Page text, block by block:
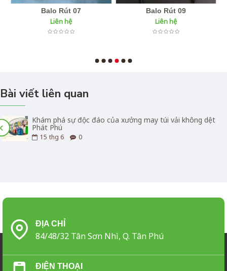
Balo Rút 07
Liên hệ
Balo Rút 09
Liên hệ
Bài viết liên quan
Khám phá sự độc đáo của xưởng may túi vải không dệt
Phát Phú
15 thg 6 0
ĐỊA CHỈ
84/48/32 Tân Sơn Nhì, Q. Tân Phú
ĐIỆN THOẠI